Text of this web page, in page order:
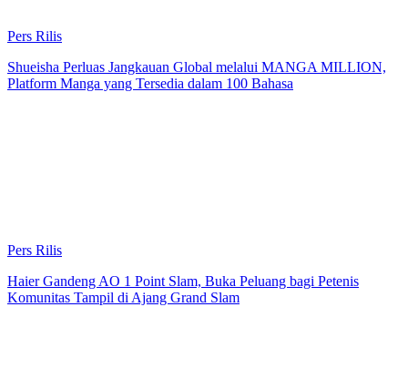
Pers Rilis
Shueisha Perluas Jangkauan Global melalui MANGA MILLION,
Platform Manga yang Tersedia dalam 100 Bahasa
Pers Rilis
Haier Gandeng AO 1 Point Slam, Buka Peluang bagi Petenis
Komunitas Tampil di Ajang Grand Slam